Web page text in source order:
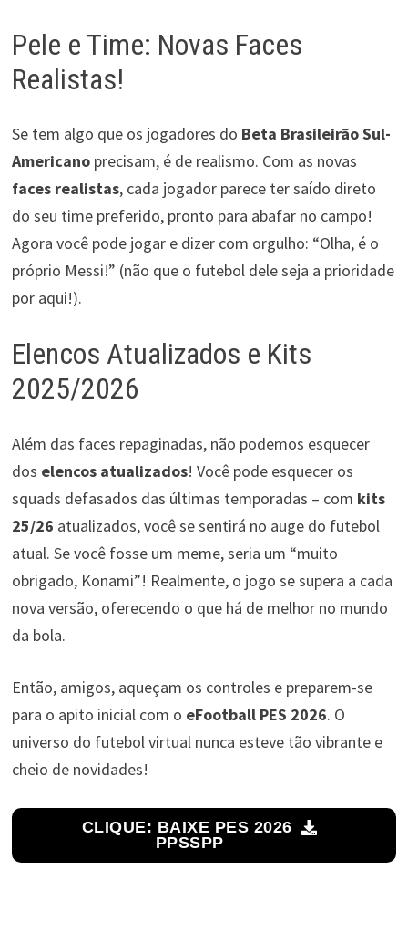
Pele e Time: Novas Faces
Realistas!
Se tem algo que os jogadores do Beta Brasileirão Sul-
Americanoprecisam, é de realismo. Com as novas
faces realistas, cada jogador parece ter saído direto
do seu time preferido, pronto para abafar no campo!
Agora você pode jogar e dizer com orgulho: “Olha, é o
próprio Messi!” (não que o futebol dele seja a prioridade
por aqui!).
Elencos Atualizados e Kits
2025/2026
Além das faces repaginadas, não podemos esquecer
dos elencos atualizados! Você pode esquecer os
squads defasados das últimas temporadas – com kits
25/26 atualizados, você se sentirá no auge do futebol
atual. Se você fosse um meme, seria um “muito
obrigado, Konami”! Realmente, o jogo se supera a cada
nova versão, oferecendo o que há de melhor no mundo
da bola.
Então, amigos, aqueçam os controles e preparem-se
para o apito inicial com o eFootball PES 2026. O
universo do futebol virtual nunca esteve tão vibrante e
cheio de novidades!
CLIQUE: BAIXE PES 2026
PPSSPP